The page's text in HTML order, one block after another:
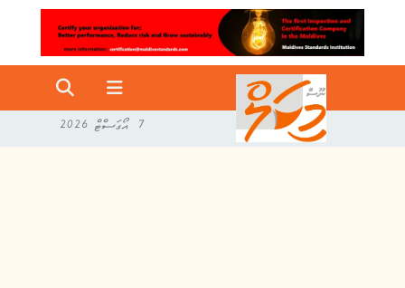
7 އޯގަސްޓް 2026